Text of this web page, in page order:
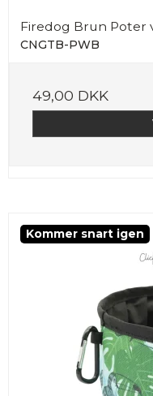
Firedog Brun Poter
CNGTB-PWB
49,00 DKK
Kommer snart igen